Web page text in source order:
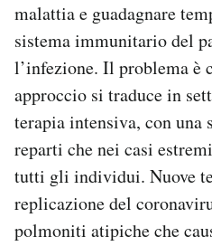
malattia e guadagnare
sistema immunitario del
l’infezione. Il problema è
approccio si traduce in
terapia intensiva, con una
reparti che nei casi
tutti gli individui. Nuove
replicazione del
polmoniti atipiche che